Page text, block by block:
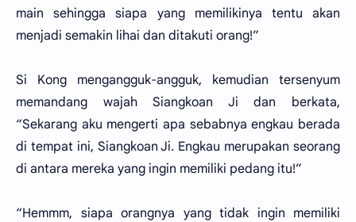
main sehingga siapa yang memilikinya tentu akan
menjadi semakin lihai dan ditakuti orang!”
Si Kong mengangguk-angguk, kemudian tersenyum
memandang wajah Siangkoan Ji dan berkata,
“Sekarang aku mengerti apa sebabnya engkau berada
di tempat ini, Siangkoan Ji. Engkau merupakan seorang
di antara mereka yang ingin memiliki pedang itu!”
“Hemmm, siapa orangnya yang tidak ingin memiliki